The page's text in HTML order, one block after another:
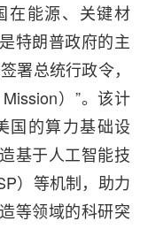
在能源、关键材
特朗普政府的主
署总统行政令，
）”。该计
国的算力基础设
基于人工智能技
）等机制，助力
等领域的科研突